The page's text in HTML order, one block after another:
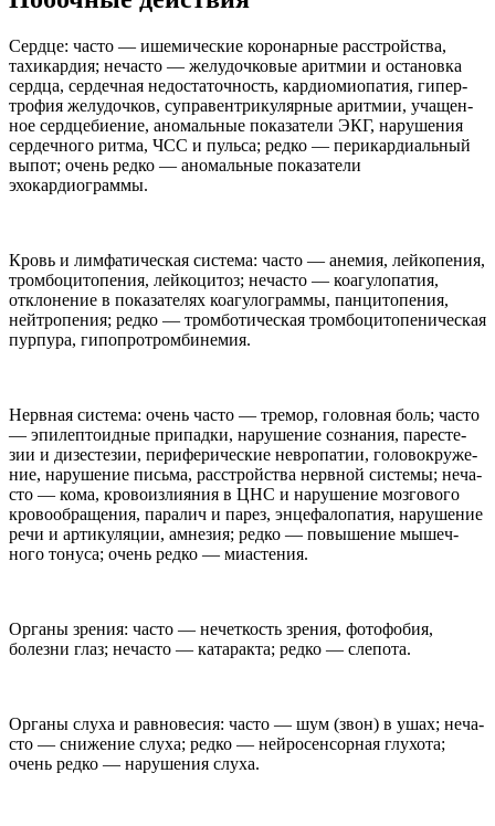
Сердце: часто — ишеми­че­ские коро­нар­ные рас­стройства,
тахи­кар­дия; неча­сто — желу­доч­ко­вые аритмии и оста­новка
сердца, сер­деч­ная недо­ста­точ­ность, кар­диомиопа­тия, гипер­
трофия желу­доч­ков, супра­вен­три­ку­ляр­ные аритмии, учащен­
ное серд­це­би­е­ние, ано­маль­ные пока­за­тели ЭКГ, нару­ше­ния
сер­деч­ного ритма, ЧСС и пульса; редко — пери­кар­диаль­ный
выпот; очень редко — ано­маль­ные пока­за­тели
эхокардиограммы.
Кровь и лимфа­ти­че­ская система: часто — анемия, лейкопе­ния,
тром­боци­топе­ния, лейкоци­тоз; неча­сто — коа­гу­лопа­тия,
откло­не­ние в пока­за­те­лях коа­гу­лограммы, панци­топе­ния,
нейтропе­ния; редко — тром­бо­ти­че­ская тром­боци­топе­ни­че­ская
пурпура, гипопротромбинемия.
Нерв­ная система: очень часто — тремор, голов­ная боль; часто
— эпи­леп­то­ид­ные при­падки, нару­ше­ние созна­ния, паре­сте­
зии и дизе­сте­зии, перифе­ри­че­ские нев­ропа­тии, голо­во­круже­
ние, нару­ше­ние письма, рас­стройства нерв­ной системы; неча­
сто — кома, кро­во­из­ли­я­ния в ЦНС и нару­ше­ние мозго­вого
кро­во­об­раще­ния, пара­лич и парез, энцефа­лопа­тия, нару­ше­ние
речи и арти­ку­ляции, амне­зия; редко — повыше­ние мышеч­
ного тонуса; очень редко — миастения.
Органы зре­ния: часто — нечет­кость зре­ния, фотофо­бия,
болезни глаз; неча­сто — ката­ракта; редко — слепота.
Органы слуха и рав­но­ве­сия: часто — шум (звон) в ушах; неча­
сто — сниже­ние слуха; редко — нейро­сен­сор­ная глу­хота;
очень редко — нару­ше­ния слуха.